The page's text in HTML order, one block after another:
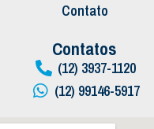
Contato
Contatos
(12) 3937-1120
(12) 99146-5917